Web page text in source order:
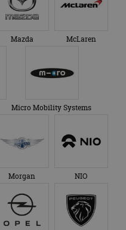
Mazda McLaren
Micro Mobility Systems
Morgan NIO